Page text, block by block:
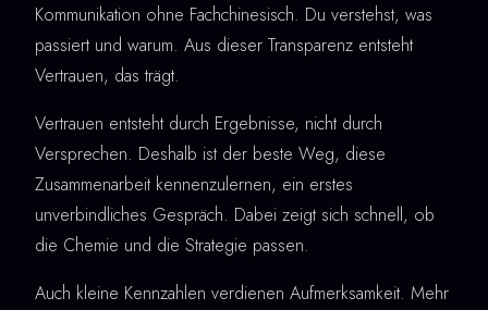
Kommunikation ohne Fachchinesisch. Du verstehst, was
passiert und warum. Aus dieser Transparenz entsteht
Vertrauen, das trägt.
Vertrauen entsteht durch Ergebnisse, nicht durch
Versprechen. Deshalb ist der beste Weg, diese
Zusammenarbeit kennenzulernen, ein erstes
unverbindliches Gespräch. Dabei zeigt sich schnell, ob
die Chemie und die Strategie passen.
Auch kleine Kennzahlen verdienen Aufmerksamkeit. Mehr